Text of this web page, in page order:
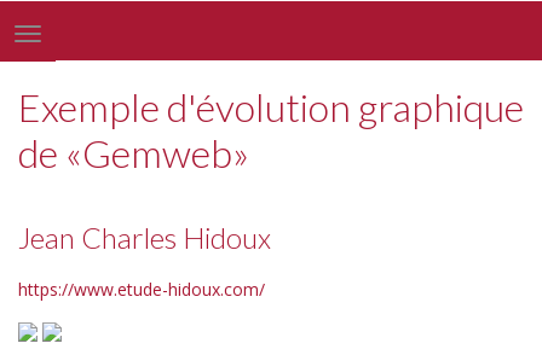
Toggle
navigation
Exemple d'évolution graphique
de «Gemweb»
Jean Charles Hidoux
https://www.etude-hidoux.com/